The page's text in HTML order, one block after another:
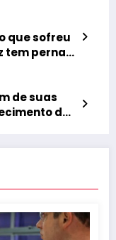
que sofreu
tem perna
de suas
dos